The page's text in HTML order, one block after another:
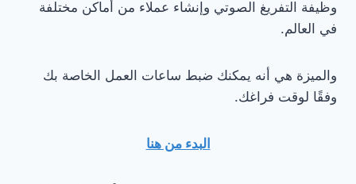
وظيفة التفريغ الصوتي وإنشاء عملاء من أماكن مختلفة
في العالم.
والميزة هي أنه يمكنك ضبط ساعات العمل الخاصة بك
وفقًا لوقت فراغك.
البدء من هنا